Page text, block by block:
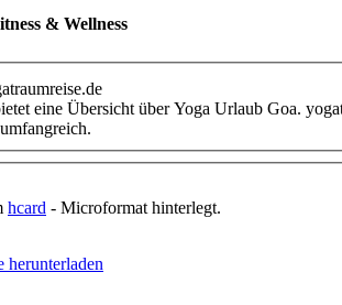
& Wellness
eine Übersicht über Yoga Urlaub Goa.
hcard - Microformat hinterlegt.
herunterladen